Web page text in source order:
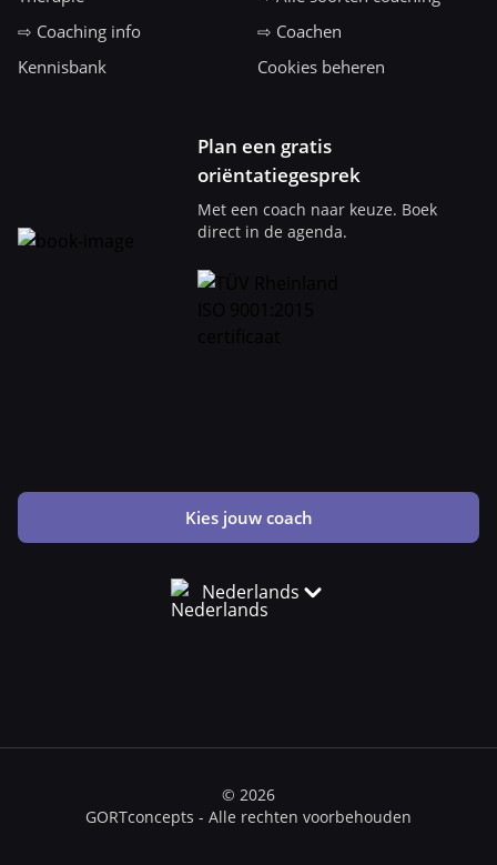
⇨ Coaching info
⇨ Coachen
Kennisbank
Cookies beheren
Plan een gratis
oriëntatiegesprek
Met een coach naar keuze. Boek
direct in de agenda.
Kies jouw coach
Nederlands
© 2026
GORTconcepts - Alle rechten voorbehouden